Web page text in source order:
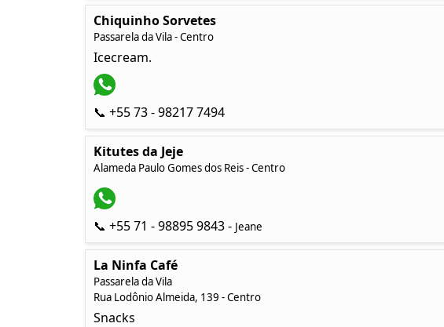
Chiquinho Sorvetes
Passarela da Vila - Centro
Icecream.
📞 +55 73 - 98217 7494
Kitutes da Jeje
Alameda Paulo Gomes dos Reis - Centro
📞 +55 71 - 98895 9843 - Jeane
La Ninfa Café
Passarela da Vila
Rua Lodônio Almeida, 139 - Centro
Snacks